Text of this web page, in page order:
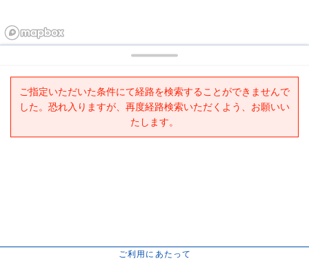
ご指定いただいた条件にて経路を検索することができませんで
した。恐れ入りますが、再度経路検索いただくよう、お願いい
たします。
ご利用にあたって